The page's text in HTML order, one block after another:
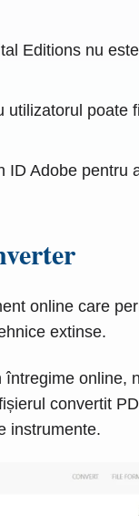
Editions nu
utilizatorul poate
ID Adobe pentru
online care
extinse.
convertit
instrumente.